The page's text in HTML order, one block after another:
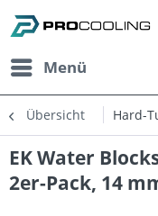
Menü
Übersicht Hard-
EK Water
2er-Pack, 14